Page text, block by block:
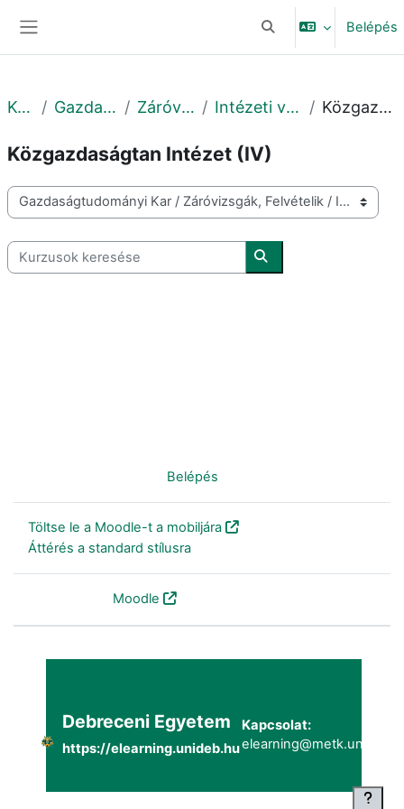
Keresési bemeneti
Belépés
Kurzusok Gazdaságtudományi Kar Záróvizsgák, Felvételik Intézeti védés 2020-2021 1. félév Közgazdaságtan Intézet (IV)
Közgazdaságtan Intézet (IV)
Kurzuskategóriák
Kurzusok keresése
Kurzusok keresése
Belépés
Töltse le a Moodle-t a mobiljára
Áttérés a standard stílusra
Moodle
Debreceni Egyetem
https://elearning.unideb.hu
Kapcsolat: